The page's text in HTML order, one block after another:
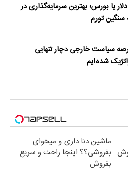
یا بورس؛ بهترین سرمایه‌گذاری در
سنگین تورم
سیاست خارجی دچار تنهایی
شده‌ایم
ماشین دنا داری و میخوای
بفروشی؟؟ اینجا راحت و سریع
بفروش